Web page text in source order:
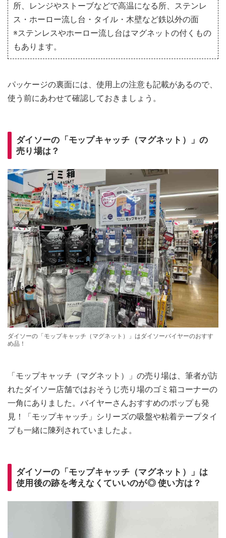
所、レンジやストーブなどで高温になる所、ステンレ
ス・ホーロー流し台・タイル・木壁など鉄以外の面
※ステンレスやホーロー流し台はマグネットの付くもの
もあります。
パッケージの裏面には、使用上の注意も記載があるので、
使う前にあわせて確認しておきましょう。
ダイソーの「モップキャッチ（マグネット）」の
売り場は？
ダイソーの「モップキャッチ（マグネット）」はダイソーバイヤーのおすす
め品！
「モップキャッチ（マグネット）」の売り場は、筆者が訪
れたダイソー店舗ではおそうじ売り場のゴミ箱コーナーの
一角にありました。バイヤーさんおすすめのポップも発
見！「モップキャッチ」シリーズの吸盤や粘着テープタイ
プも一緒に陳列されていましたよ。
ダイソーの「モップキャッチ（マグネット）」は
使用後の跡を考えなくていいのが◎ 使い方は？